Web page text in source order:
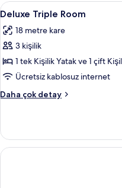
Deluxe
Triple
Room
için
tüm
fotoğrafları
görün
20
Deluxe Triple Room
18 metre kare
3 kişilik
1 tek Kişilik Yatak ve 1 çift
Ücretsiz kablosuz internet
Daha çok detay
Deluxe
daha
fazla
detay